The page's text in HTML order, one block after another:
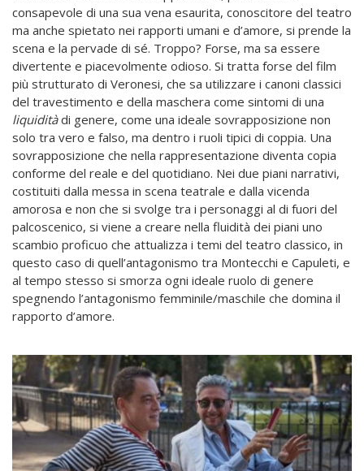
consapevole di una sua vena esaurita, conoscitore del teatro
ma anche spietato nei rapporti umani e d’amore, si prende la
scena e la pervade di sé. Troppo? Forse, ma sa essere
divertente e piacevolmente odioso. Si tratta forse del film
più strutturato di Veronesi, che sa utilizzare i canoni classici
del travestimento e della maschera come sintomi di una
liquiditàdi genere, come una ideale sovrapposizione non
solo tra vero e falso, ma dentro i ruoli tipici di coppia. Una
sovrapposizione che nella rappresentazione diventa copia
conforme del reale e del quotidiano. Nei due piani narrativi,
costituiti dalla messa in scena teatrale e dalla vicenda
amorosa e non che si svolge tra i personaggi al di fuori del
palcoscenico, si viene a creare nella fluidità dei piani uno
scambio proficuo che attualizza i temi del teatro classico, in
questo caso di quell’antagonismo tra Montecchi e Capuleti, e
al tempo stesso si smorza ogni ideale ruolo di genere
spegnendo l’antagonismo femminile/maschile che domina il
rapporto d’amore.